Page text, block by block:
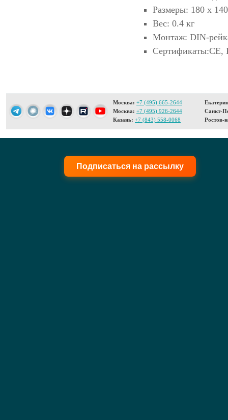
Размеры: 180 х
Вес: 0.4 кг
Монтаж: DIN-
Сертификаты:CE,
Москва: +7 (495) 665-2644
Москва: +7 (495) 926-2644
Казань: +7 (843) 558-0068
Санкт-
Ростов-
Подписаться на рассылку